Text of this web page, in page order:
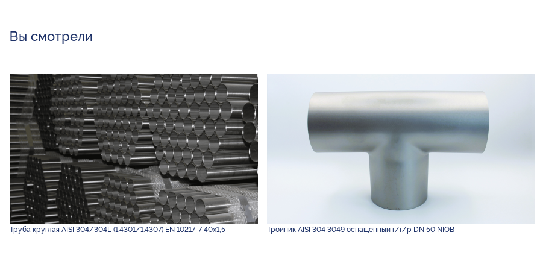
Вы смотрели
Труба круглая AISI 304/304L (1.4301/1.4307) EN 10217-7 40х1,5 Тройник AISI 304 3049 оснащённый г/г/р DN 50 NIOB